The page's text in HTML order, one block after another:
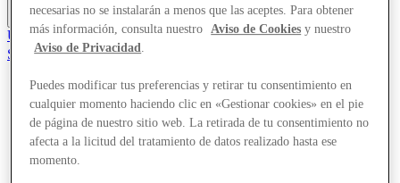
Más
Únete al Club
Salvado
Tiendas
Ofertas
Planifica tu visita
¿Qué pasa?
Comer y beber
necesarias no se instalarán a menos que las aceptes. Para obtener
más información, consulta nuestro
Aviso de Cookies y nuestro
Aviso de Privacidad.
Puedes modificar tus preferencias y retirar tu consentimiento en
cualquier momento haciendo clic en «Gestionar cookies» en el pie
de página de nuestro sitio web. La retirada de tu consentimiento no
afecta a la licitud del tratamiento de datos realizado hasta ese
momento.